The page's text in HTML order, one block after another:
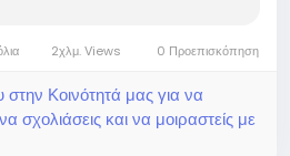
of...
2χλμ. Views 0 Προεπισκόπηση
Κοινότητά μας για να
σχολιάσεις και να μοιραστείς με